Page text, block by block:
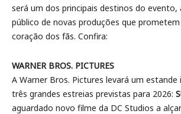
será um dos principais destinos do evento,
público de novas produções que
coração dos fãs. Confira:
WARNER BROS. PICTURES
A Warner Bros. Pictures levará um
três grandes estreias previstas para 2026:
aguardado novo filme da DC Studios a